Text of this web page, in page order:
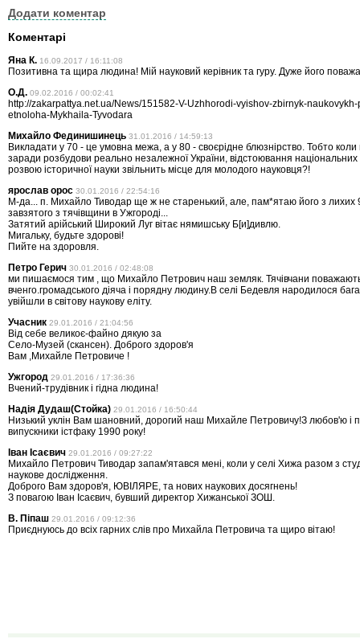
Додати коментар
Коментарі
Яна К. 16.09.2017 / 16:11:08
Позитивна та щира людина! Мій науковий керівник та гуру. Дуже його
О.Д. 09.02.2016 / 00:02:41
http://zakarpattya.net.ua/News/151582-V-Uzhhorodi-vyishov-zbirnyk-
etnoloha-Mykhaila-Tyvodara
Михайло Фединишинець 31.01.2016 / 14:59:13
Викладати у 70 - це умовна межа, а у 80 - своєрідне блюзнірство. Тобто
заради розбудови реально незалежної України, відстоювання національних
розвою історичної науки звільнить місце для молодого науковця?!
ярослав орос 30.01.2016 / 22:54:16
М-да... п. Михайло Тиводар ще ж не старенький, але, пам*ятаю його з лихих
завзятого з тячівщини в Ужгороді...
Затятий арійський Широкий Луг вітає нямишську Б[и]дивлю.
Мигальку, будьте здорові!
Пийте на здоровля.
Петро Герич 30.01.2016 / 02:48:08
ми пишаємося тим , що Михайло Петрович наш земляк. Тячівчани
вченго.громадського діяча і порядну людину.В селі Бедевля народилося
увійшли в світову наукову еліту.
Учасник 29.01.2016 / 21:04:56
Від себе великоє-файно дякую за
Село-Музей (скансен). Доброго здоров'я
Вам ,Михайле Петровиче !
Ужгород 29.01.2016 / 17:36:36
Вчений-трудівник і гідна людина!
Надiя Дудаш(Стойка) 29.01.2016 / 16:50:44
Низький уклiн Вам шановний, дорогий наш Михайле Петровичу!З любов'ю i
випускники iстфаку 1990 року!
Іван Ісаєвич 29.01.2016 / 09:27:22
Михайло Петрович Тиводар запам'ятався мені, коли у селі Хижа разом з
наукове дослідження.
Доброго Вам здоров'я, ЮВІЛЯРЕ, та нових наукових досягнень!
З повагою Іван Ісаєвич, бувший директор Хижанської ЗОШ.
В. Піпаш 29.01.2016 / 09:12:36
Приєднуюсь до всіх гарних слів про Михайла Петровича та щиро вітаю!